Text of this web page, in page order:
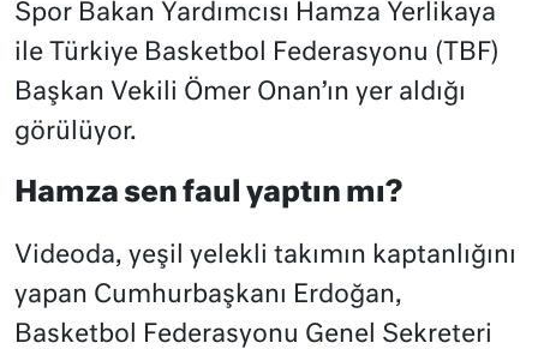
Spor Bakan Yardımcısı Hamza Yerlikaya
ile Türkiye Basketbol Federasyonu (TBF)
Başkan Vekili Ömer Onan’ın yer aldığı
görülüyor.
Hamza sen faul yaptın mı?
Videoda, yeşil yelekli takımın kaptanlığını
yapan Cumhurbaşkanı Erdoğan,
Basketbol Federasyonu Genel Sekreteri